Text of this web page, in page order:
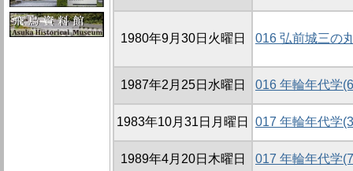
1980年9月30日火曜日 016 弘前城三の
1987年2月25日水曜日 016 年輪年代学
1983年10月31日月曜日 017 年輪年代学
1989年4月20日木曜日 017 年輪年代学